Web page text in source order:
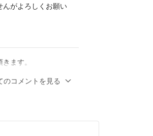
がよろしくお願い
ます。
のコメントを見る